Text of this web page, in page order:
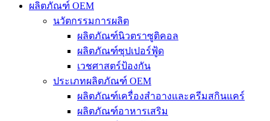
ผลิตภัณฑ์ OEM
นวัตกรรมการผลิต
ผลิตภัณฑ์นิวตราซูติคอล
ผลิตภัณฑ์ซุปเปอร์ฟู้ด
เวชศาสตร์ป้องกัน
ประเภทผลิตภัณฑ์ OEM
ผลิตภัณฑ์เครื่องสำอางและครีมสกินแคร์
ผลิตภัณฑ์อาหารเสริม